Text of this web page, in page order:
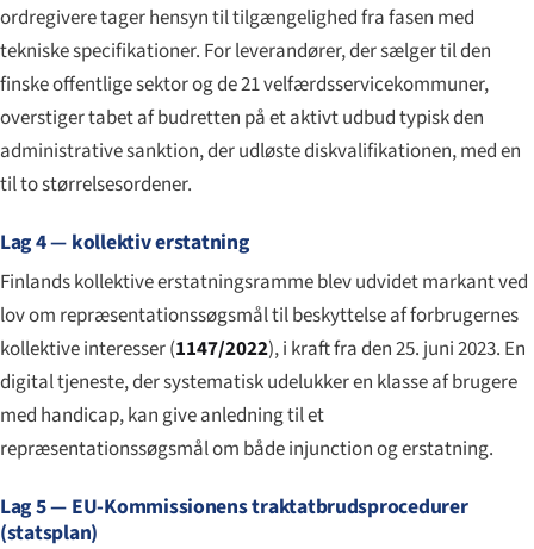
ordregivere tager hensyn til tilgængelighed fra fasen med
tekniske specifikationer. For leverandører, der sælger til den
finske offentlige sektor og de 21 velfærdsservicekommuner,
overstiger tabet af budretten på et aktivt udbud typisk den
administrative sanktion, der udløste diskvalifikationen, med en
til to størrelsesordener.
Lag 4 — kollektiv erstatning
Finlands kollektive erstatningsramme blev udvidet markant ved
lov om repræsentationssøgsmål til beskyttelse af forbrugernes
kollektive interesser (1147/2022), i kraft fra den 25. juni 2023. En
digital tjeneste, der systematisk udelukker en klasse af brugere
med handicap, kan give anledning til et
repræsentationssøgsmål om både injunction og erstatning.
Lag 5 — EU-Kommissionens traktatbrudsprocedurer
(statsplan)